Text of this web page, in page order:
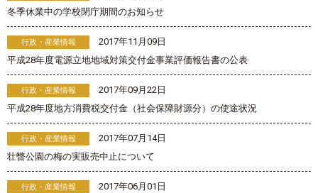
冬季休業中の学校閉庁期間のお知らせ
行政・産業情報
2017年11月09日
平成28年度電源立地地域対策交付金事業評価報告書の公表
行政・産業情報
2017年09月22日
平成28年度地方消費税交付金（社会保障財源分）の使途状況
行政・産業情報
2017年07月14日
壮瞥公園の梅の実販売中止について
行政・産業情報
2017年06月01日